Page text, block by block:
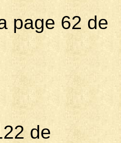
page 62 de
de